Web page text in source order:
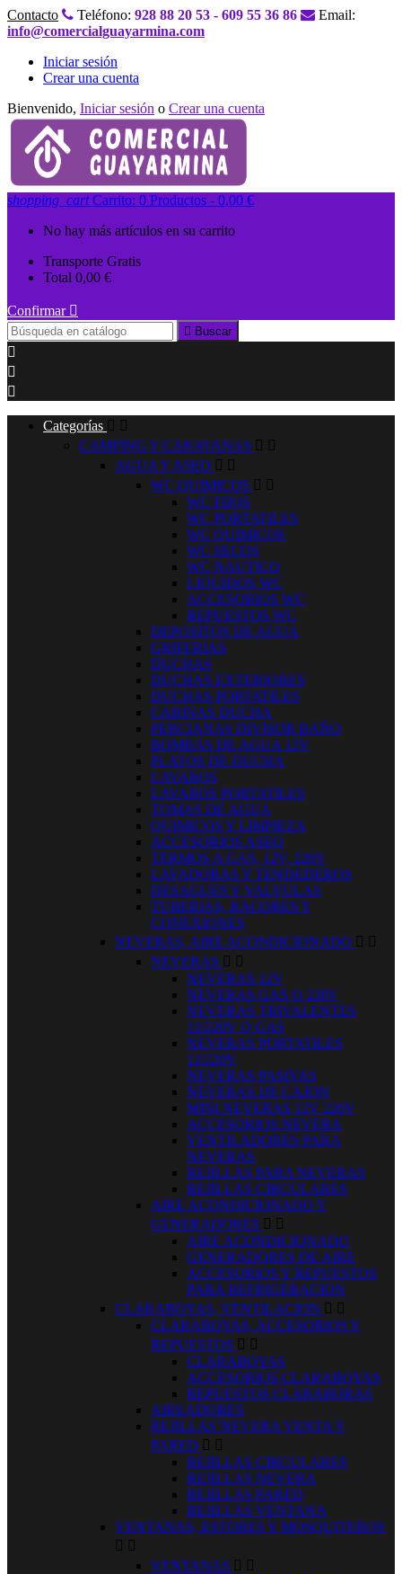
Contacto Teléfono: 928 88 20 53 - 609 55 36 86
Email:
info@comercialguayarmina.com
Iniciar sesión
Crear una cuenta
Bienvenido, Iniciar sesión o Crear una cuenta
shopping_cart Carrito: 0 Productos - 0,00 €
No hay más artículos en su carrito
Transporte Gratis
Total 0,00 €
Confirmar 
 Buscar



Categorías  
CAMPING Y CARAVANAS  
AGUA Y ASEO  
WC QUIMICOS  
WC FIJOS
WC PORTATILES
WC QUIMICOS
WC SECOS
WC NAUTICO
LIQUIDOS WC
ACCESORIOS WC
REPUESTOS WC
DEPOSITOS DE AGUA
GRIFERIAS
DUCHAS
DUCHAS EXTERIORES
DUCHAS PORTATILES
CABINAS DUCHA
PERCIANAS DIVISOR BAÑO
BOMBAS DE AGUA 12V
PLATOS DE DUCHA
LAVABOS
LAVABOS PORTATILES
TOMAS DE AGUA
QUIMICOS Y LIMPIEZA
ACCESORIOS ASEO
TERMOS A GAS, 12V, 220V
LAVADORAS Y TENDEDEROS
DESAGUES Y VALVULAS
TUBERIAS, RACORES Y
CONEXIONES
NEVERAS, AIRE ACONDICIONADO  
NEVERAS  
NEVERAS 12V
NEVERAS GAS O 220V
NEVERAS TRIVALENTES
12/220V O GAS
NEVERAS PORTATILES
12/220V
NEVERAS PASIVAS
NEVERAS DE CAJON
MINI NEVERAS 12V 220V
ACCESORIOS NEVERA
VENTILADORES PARA
NEVERAS
REJILLAS PARA NEVERAS
REJILLAS CIRCULARES
AIRE ACONDICIONADO Y
GENERADORES  
AIRE ACONDICIONADO
GENERADORES DE AIRE
ACCESORIOS Y REPUESTOS
PARA REFRIGERACION
CLARABOYAS, VENTILACION  
CLARABOYAS, ACCESORIOS Y
REPUESTOS  
CLARABOYAS
ACCESORIOS CLARABOYAS
REPUESTOS CLARABORAS
AIREADORES
REJILLAS´NEVERA VENTA Y
PARED  
REJILLAS CIRCULARES
REJILLAS NEVERA
REJILLAS PARED
REJILLAS VENTANA
VENTANAS, ESTORES Y MOSQUITEROS
 
VENTANAS  